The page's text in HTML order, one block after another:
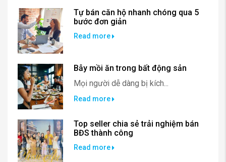
Tự bán căn hộ nhanh chóng qua 5
bước đơn giản
Read more
Bẫy mồi ăn trong bất động sản
Mọi người dễ dàng bị kích...
Read more
Top seller chia sẻ trải nghiệm bán
BĐS thành công
Read more